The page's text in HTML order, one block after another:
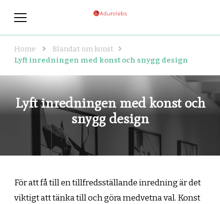
Home
Blandat om konst
Lyft inredningen med konst och snygg design
Lyft inredningen med konst och
snygg design
För att få till en tillfredsställande inredning är det
viktigt att tänka till och göra medvetna val. Konst